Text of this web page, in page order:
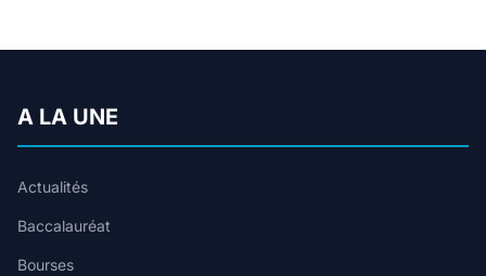
A LA UNE
Actualités
Baccalauréat
Bourses